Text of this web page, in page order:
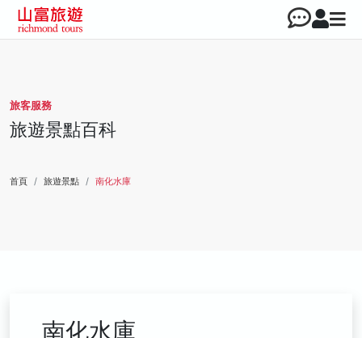
旅客服務
旅遊景點百科
首頁 旅遊景點 南化水庫
南化水庫